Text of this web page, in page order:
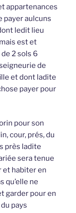
appartenances
payer aulcuns
ledit lieu
est et
2 sols 6
de
et dont ladite
payer pour
pour son
cour, prés, du
près ladite
sera tenue
et habiter en
qu’elle ne
garder pour en
pays